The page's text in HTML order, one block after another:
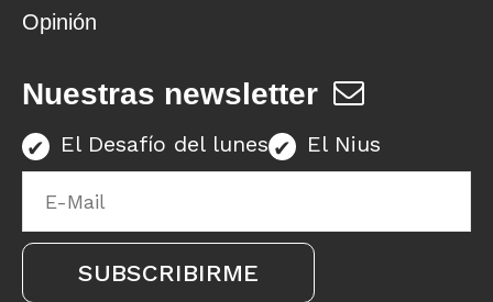
Opinión
Nuestras newsletter
El Desafío del lunes El Nius